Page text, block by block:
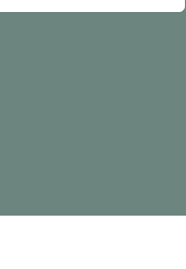
20 - Lounge stoel